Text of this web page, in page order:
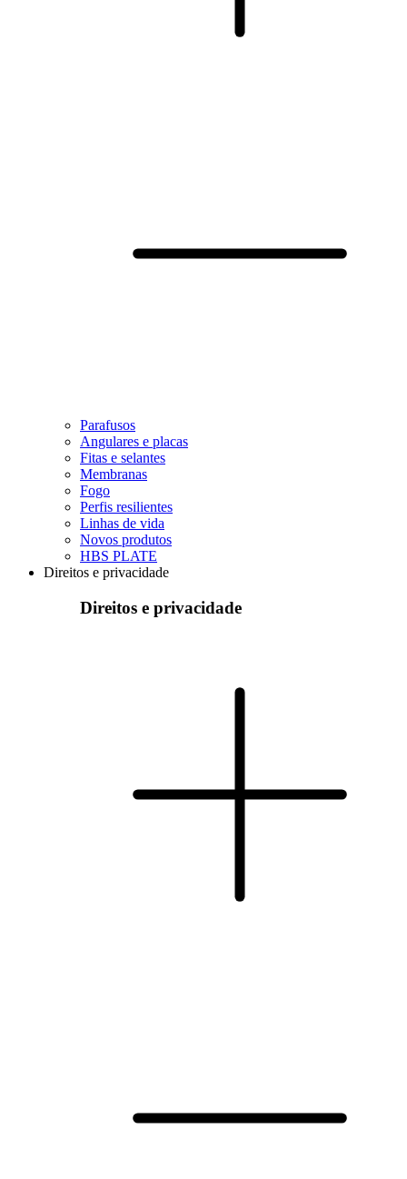
Parafusos
Angulares e placas
Fitas e selantes
Membranas
Fogo
Perfis resilientes
Linhas de vida
Novos produtos
HBS PLATE
Direitos e privacidade
Direitos e privacidade